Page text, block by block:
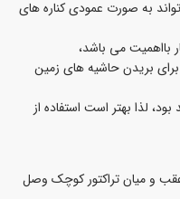
به صورت عمودی کناره های
بااهمیت می باشد،
برای بریدن حاشیه های زمین
لذا بهتر است استفاده از
عقب و میان تراکتور کوچک وصل